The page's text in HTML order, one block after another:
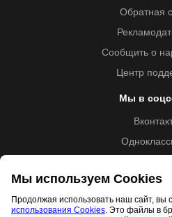
Обратная
Сообщить о
Центр
Мы в
Мы используем Cookies
Продолжая использовать наш сайт, вы
использования Cookies. Это файлы в